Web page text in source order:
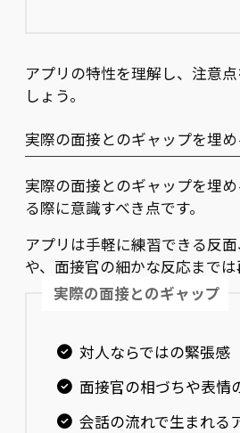
アプリの特性を理解し、注意
しょう。
実際の面接とのギャップを埋
実際の面接とのギャップを埋
る際に意識すべき点です。
アプリは手軽に練習できる反
や、面接官の細かな反応までは
実際の面接とのギャップ
対人ならではの緊張感
面接官の相づちや表情
会話の流れで生まれる